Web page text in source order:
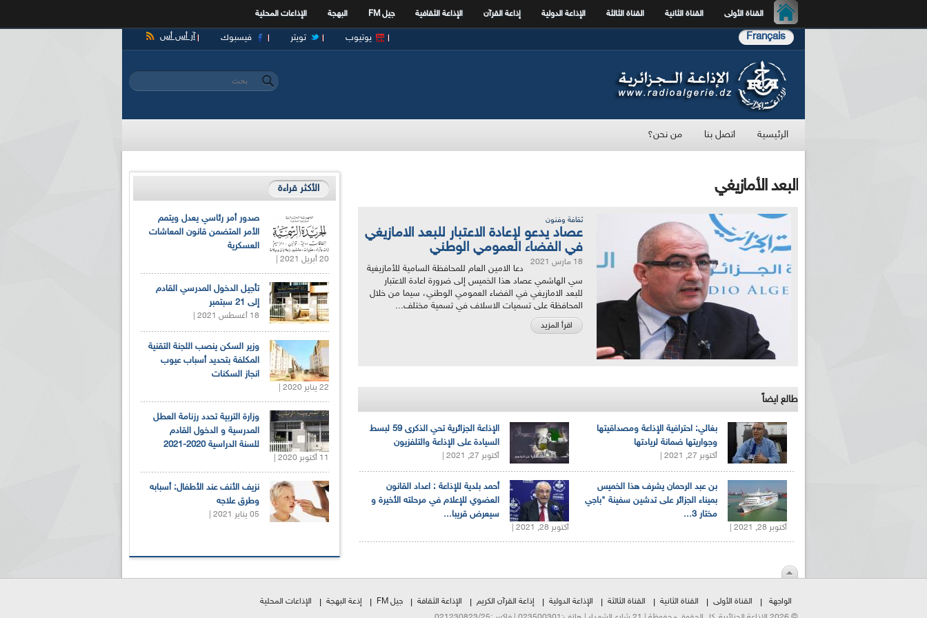
القناة الأولى القناة الثانية القناة الثالثة الإذاعة الدولية إذاعة القرآن الإذاعة الثقافية جيل FM البهجة الإذاعات المحلية
Français آر أس أس فيسبوك تويتر يوتيوب
استمارة البحث
‏بحث ‏
الرئيسية اتصل بنا من نحن؟
البعد الأمازيغي
ثقافة وفنون
عصاد يدعو لإعادة الاعتبار للبعد الامازيغي
في الفضاء العمومي الوطني
18 مارس 2021
دعا الامين العام للمحافظة السامية للأمازيغية
سي الهاشمي عصاد هذا الخميس إلى ضرورة اعادة الاعتبار
للبعد الامازيغي في الفضاء العمومي الوطني، سيما من خلال
المحافظة على تسميات الاسلاف في تسمية مختلف...
اقرأ المزيد
طالع ايضاً
الإذاعة الجزائرية تحي الذكرى 59 لبسط
السيادة على الإذاعة والتلفزيون
أكتوبر 27, 2021 |
بغالي: احترافية الإذاعة ومصداقيتها
وجواريتها ضمانة لريادتها
أكتوبر 27, 2021 |
أحمد بلدية للإذاعة : اعداد القانون
العضوي للإعلام في مرحلته الأخيرة و
سيعرض قريبا...
أكتوبر 28, 2021 |
بن عبد الرحمان يشرف هذا الخميس
بميناء الجزائر على تدشين سفينة "باجي
مختار 3...
أكتوبر 28, 2021 |
الأكثر قراءة
صدور أمر رئاسي يعدل ويتمم
الأمر المتضمن قانون المعاشات
العسكرية
20 أبريل 2021 |
تأجيل الدخول المدرسي القادم
إلى 21 سبتمبر
18 أغسطس 2021 |
وزير السكن ينصب اللجنة التقنية
المكلفة بتحديد أسباب عيوب
انجاز السكنات
22 يناير 2020 |
وزارة التربية تحدد رزنامة العطل
المدرسية و الدخول القادم
للسنة الدراسية 2020-2021
11 أكتوبر 2020 |
نزيف الأنف عند الأطفال: أسبابه
وطرق علاجه
05 يناير 2021 |
الواجهة القناة الأولى القناة الثانية القناة الثالثة الإذاعة الدولية إذاعة القرآن الكريم الإذاعة الثقافة جيل FM إذعة البهجة
الإذاعات المحلية